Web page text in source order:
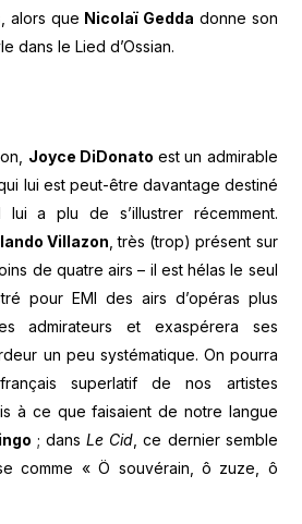
, alors que Nicolaï Gedda donne son
dans le Lied d’Ossian.
Joyce DiDonato est un admirable
lui est peut-être davantage destiné
a plu de s’illustrer récemment.
Villazon , très (trop) présent sur
de quatre airs – il est hélas le seul
pour EMI des airs d’opéras plus
admirateurs et exaspérera ses
un peu systématique. On pourra
superlatif de nos artistes
à ce que faisaient de notre langue
; dansLe Cid , ce dernier semble
comme « Ö souvérain, ô zuze, ô